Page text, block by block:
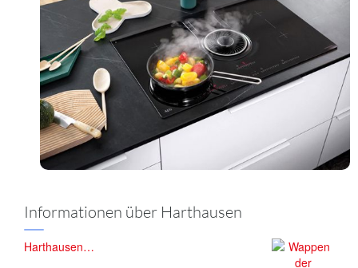
Informationen über Harthausen
Harthausen…